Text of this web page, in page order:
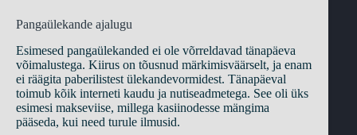
Pangaülekande ajalugu
Esimesed pangaülekanded ei ole võrreldavad tänapäeva
võimalustega. Kiirus on tõusnud märkimisväärselt, ja enam
ei räägita paberilistest ülekandevormidest. Tänapäeval
toimub kõik interneti kaudu ja nutiseadmetega. See oli üks
esimesi makseviise, millega kasiinodesse mängima
pääseda, kui need turule ilmusid.